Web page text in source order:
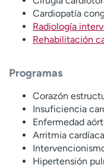
Cardiopatía
Radiología
Rehabilitación
Programas
Corazón
Insuficiencia
Enfermedad
Arritmia cardíaca
Hipertensión